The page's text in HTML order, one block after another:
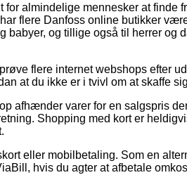
almindelige mennesker at finde
flere Danfoss online butikker
og tillige også til herrer og
flere internet webshops efter
at du ikke er i tvivl om at skaffe
afhænder varer for en salgspris
Shopping med kort er
eller mobilbetaling. Som en
hvis du agter at afbetale